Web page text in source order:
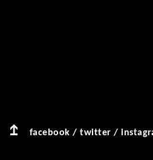
facebook /twitter /